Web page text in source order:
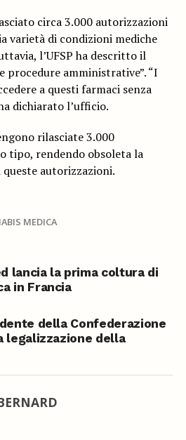
circa 3.000 autorizzazioni
varietà di condizioni mediche
l’UFSP ha descritto il
procedure amministrative”. “I
a questi farmaci senza
dichiarato l’ufficio.
rilasciate 3.000
tipo, rendendo obsoleta la
queste autorizzazioni.
MEDICA
lancia la prima coltura di
in Francia
della Confederazione
legalizzazione della